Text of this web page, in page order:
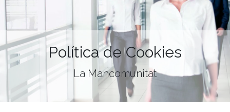
Política de Cookies
La Mancomunitat